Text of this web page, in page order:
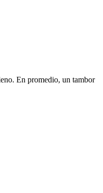
En promedio, un tambor